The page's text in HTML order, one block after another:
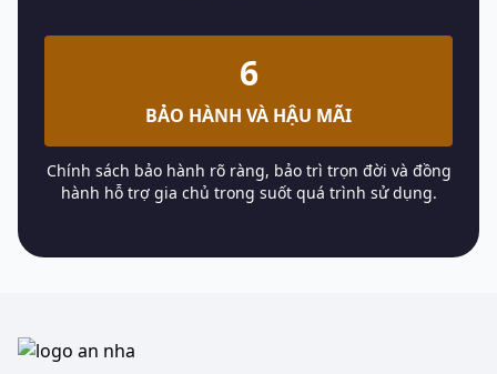
6
BẢO HÀNH VÀ HẬU MÃI
Chính sách bảo hành rõ ràng, bảo trì trọn đời và đồng
hành hỗ trợ gia chủ trong suốt quá trình sử dụng.